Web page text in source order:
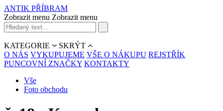
ANTIK PŘÍBRAM
Zobrazit menu Zobrazit menu
KATEGORIE
SKRÝT
O NÁS VYKUPUJEME VŠE O NÁKUPU REJSTŘÍK
PUNCOVNÍ ZNAČKY KONTAKTY
Vše
Foto obchodu